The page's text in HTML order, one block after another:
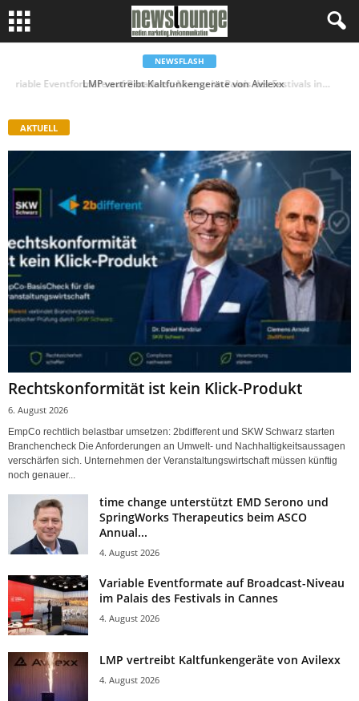
NEWSFLASH
LMP vertreibt Kaltfunkengeräte von Avilexx
AKTUELL
Rechtskonformität ist kein Klick-Produkt
6. August 2026
EmpCo rechtlich belastbar umsetzen: 2bdifferent und SKW Schwarz starten
Branchencheck Die Anforderungen an Umwelt- und Nachhaltigkeitsaussagen
verschärfen sich. Unternehmen der Veranstaltungswirtschaft müssen künftig
noch genauer...
time change unterstützt EMD Serono und
SpringWorks Therapeutics beim ASCO
Annual...
4. August 2026
Variable Eventformate auf Broadcast-Niveau
im Palais des Festivals in Cannes
4. August 2026
LMP vertreibt Kaltfunkengeräte von Avilexx
4. August 2026